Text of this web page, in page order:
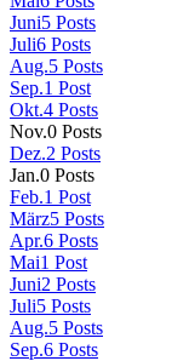
Juni5 Posts
Juli6 Posts
Aug.5 Posts
Sep.1 Post
Okt.4 Posts
Nov.0 Posts
Dez.2 Posts
Jan.0 Posts
Feb.1 Post
März5 Posts
Apr.6 Posts
Mai1 Post
Juni2 Posts
Juli5 Posts
Aug.5 Posts
Sep.6 Posts